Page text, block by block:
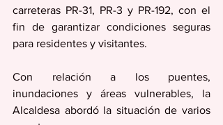
carreteras PR-31, PR-3 y PR-192, con el
fin de garantizar condiciones seguras
para residentes y visitantes.
Con relación a los puentes,
inundaciones y áreas vulnerables, la
Alcaldesa abordó la situación de varios